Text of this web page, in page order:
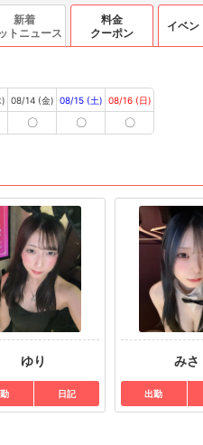
新着
トニュース
料金
クーポン
イベン
08/14 (金)
〇
08/15 (土)
〇
08/16 (日)
〇
ゆり
日記
みさ
出勤